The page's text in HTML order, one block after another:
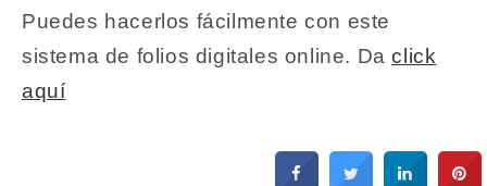
Puedes hacerlos fácilmente con este
sistema de folios digitales online. Daclick
aquí